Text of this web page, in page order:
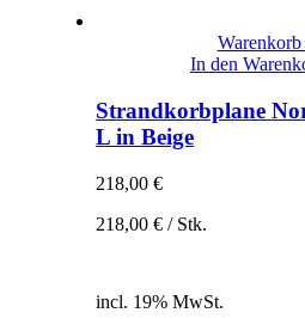
Warenkorb
In den
Strandkorbplane
L in Beige
218,00€
218,00€ / Stk.
incl. 19% MwSt.